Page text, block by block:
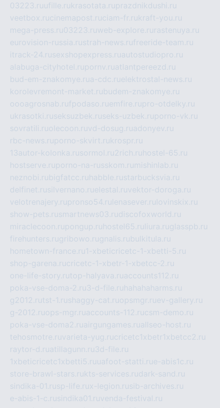
03223.ruufille.rukrasotata.ruprazdnikdushi.ru
veetbox.rucinemapost.ruciam-fr.rukraft-you.ru
mega-press.ru03223.ruweb-explore.ru rastenuya.ru
eurovision-russia.rustrah-news.rufreeride-team.ru
itrack-24.rusexshopexpress.ruautostudiopro.ru
alabuga-cityhotel.rupornv.ruatlantpereezd.ru
bud-em-znakomye.rua-cdc.ruelektrostal-news.ru
korolevremont-market.rubudem-znakomye.ru
oooagrosnab.rufpodaso.ruemfire.rupro-otdelky.ru
ukrasotki.ruseksuzbek.ruseks-uzbek.ruporno-vk.ru
sovratili.ruolecoon.ruvd-dosug.ruadonyev.ru
rbc-news.ruporno-skvirt.rukrospr.ru
13autor-kolonka.rusormol.ru2rich.ru hostel-65.ru
hostserve.ruporno-na-russkom.ru mishinlab.ru
neznobi.rubigfatcc.ru habble.rustarbucksvia.ru
delfinet.rusilvernano.ruelestal.ruvektor-doroga.ru
velotrenajery.rupronso54.ru lenasever.ru lovinskix.ru
show-pets.rusmartnews03.rudiscofoxworld.ru
miraclecoon.rupongup.ru hostel65.ru liura.ruglasspb.ru
firehunters.rugribowo.rugnalis.rubulkitula.ru
hometown-france.ru1-xbeticricetc-1-xbetti-5.ru
shop-garena.rucricetc-1-xbetr-1-xbetcc-2.ru
one-life-story.rutop-halyava.ruaccounts112.ru
poka-vse-doma-2.ru3-d-file.ru hahahaharms.ru
g2012.rutst-1.rushaggy-cat.ruopsmgr.ruev-gallery.ru
g-2012.ruops-mgr.ruaccounts-112.rucsm-demo.ru
poka-vse-doma2.ruairgungames.ruallseo-host.ru
tehosmotre.ruvarieta-yug.rucricetc1xbetr1xbetcc2.ru
raytor-d.ruatillagunn.ru3d-file.ru
1xbeticricetc1xbetti5.ruuafoot-statti.rue-abis1c.ru
store-brawl-stars.rukts-services.rudark-sand.ru
sindika-01.rusp-life.rux-legion.rusib-archives.ru
e-abis-1-c.rusindika01.ruvenda-festival.ru